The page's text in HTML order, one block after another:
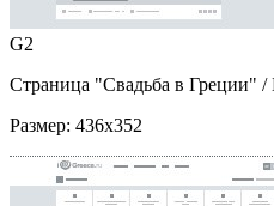
G2
Страница "Свадьба в Греции" /
Размер: 436x352